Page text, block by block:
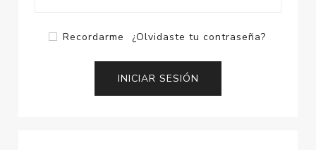
Recordarme ¿Olvidaste tu contraseña?